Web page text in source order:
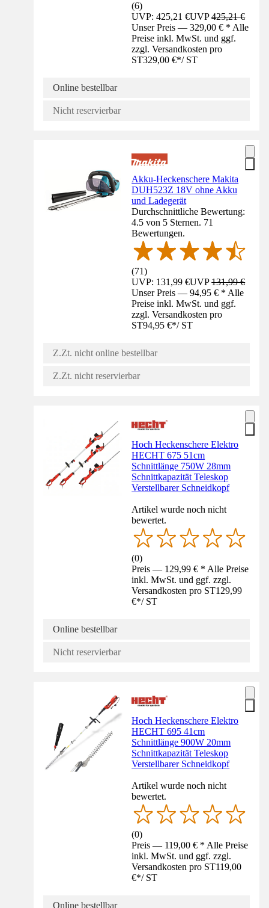
(6)
UVP: 425,21 €UVP425,21 €
Unser Preis — 329,00 € * Alle
Preise inkl. MwSt. und ggf.
zzgl. Versandkosten pro
ST329,00 €*/ ST
Online bestellbar
Nicht reservierbar
Akku-Heckenschere Makita
DUH523Z 18V ohne Akku
und Ladegerät
Durchschnittliche Bewertung:
4.5 von 5 Sternen. 71
Bewertungen.
(71)
UVP: 131,99 €UVP131,99 €
Unser Preis — 94,95 € * Alle
Preise inkl. MwSt. und ggf.
zzgl. Versandkosten pro
ST94,95 €*/ ST
Z.Zt. nicht online bestellbar
Z.Zt. nicht reservierbar
Hoch Heckenschere Elektro
HECHT 675 51cm
Schnittlänge 750W 28mm
Schnittkapazität Teleskop
Verstellbarer Schneidkopf
Artikel wurde noch nicht
bewertet.
(0)
Preis — 129,99 € * Alle Preise
inkl. MwSt. und ggf. zzgl.
Versandkosten pro ST129,99
€*/ ST
Online bestellbar
Nicht reservierbar
Hoch Heckenschere Elektro
HECHT 695 41cm
Schnittlänge 900W 20mm
Schnittkapazität Teleskop
Verstellbarer Schneidkopf
Artikel wurde noch nicht
bewertet.
(0)
Preis — 119,00 € * Alle Preise
inkl. MwSt. und ggf. zzgl.
Versandkosten pro ST119,00
€*/ ST
Online bestellbar